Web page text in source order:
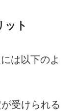
ット
は以下のよ
受けられる